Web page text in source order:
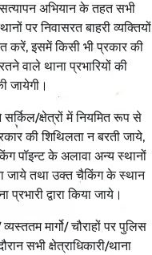
अभियान के तहत सभी
पर निवासरत बाहरी व्यक्तियों
करें, इसमें किसी भी प्रकार की
वाले थाना प्रभारियों की
जायेगी।
सर्किल/क्षेत्रों में नियमित रूप से
की शिथिलता न बरती जाये,
पॉइन्ट के अलावा अन्य स्थानों
जाये तथा उक्त चैकिंग के स्थान
प्रभारी द्वारा किया जाये।
मार्गो/ चौराहों पर पुलिस
सभी क्षेत्राधिकारी/थाना